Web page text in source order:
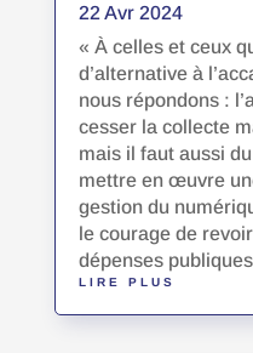
22 Avr 2024
« À celles et ceux
d’alternative à
nous répondons :
cesser la collecte
mais il faut aussi
mettre en œuvre
gestion du
le courage de
dépenses
LIRE PLUS